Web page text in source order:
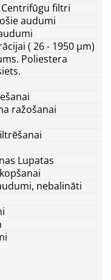
filtri
audumi
( 26 - 1950 μm)
Poliestera
ražošanai
Lupatas
nebalināti